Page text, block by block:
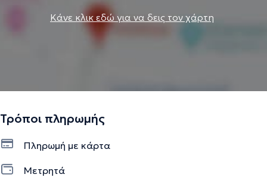
Κάνε κλικ εδώ για να δεις τον χάρτη
Τρόποι πληρωμής
Πληρωμή με κάρτα
Μετρητά